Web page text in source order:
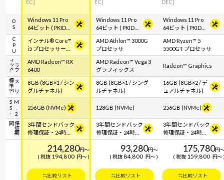
OS
CPU
グ
ラ
フ
ィ
ッ
ク
メ
モ
リ
標
準
容
M
.
2
S
S
保
証
期
間
EC]
Windows 11 Pro
64ビット ( PKIDラ
ベル貼付対応 )
インテル® Core™
i5 プロセッサー
14400F
AMD Radeon™ RX
6400
8GB (8GB×1 / シン
グルチャネル)
256GB (NVMe)
3年間センドバック
修理保証・24時間
×365日電話サポー
214,280円～
税抜 194,800 円～
比較リスト
EC]
Windows 11 Pro
64ビット ( PKIDラ
ベル貼付対応 )
AMD Athlon™ 3000G
プロセッサ
AMD Radeon™ Vega 3
グラフィックス
8GB (8GB×1 / シング
ルチャネル)
128GB (NVMe)
3年間センドバック
修理保証・24時間
×365日電話サポー
93,280円～
税抜84,800 円～
比較リスト
DEC]
Windows 11 Pro
64ビット ( PKIDラ
ベル貼付対応 )
AMD Ryzen™ 5
5500GT プロセッサ
Radeon™ Graphics
16GB (8GB×2 / デ
ュアルチャネル)
256GB (NVMe)
3年間センドバック
修理保証・24時間
×365日電話サポー
175,780円
税抜 159,800 円～
比較リスト